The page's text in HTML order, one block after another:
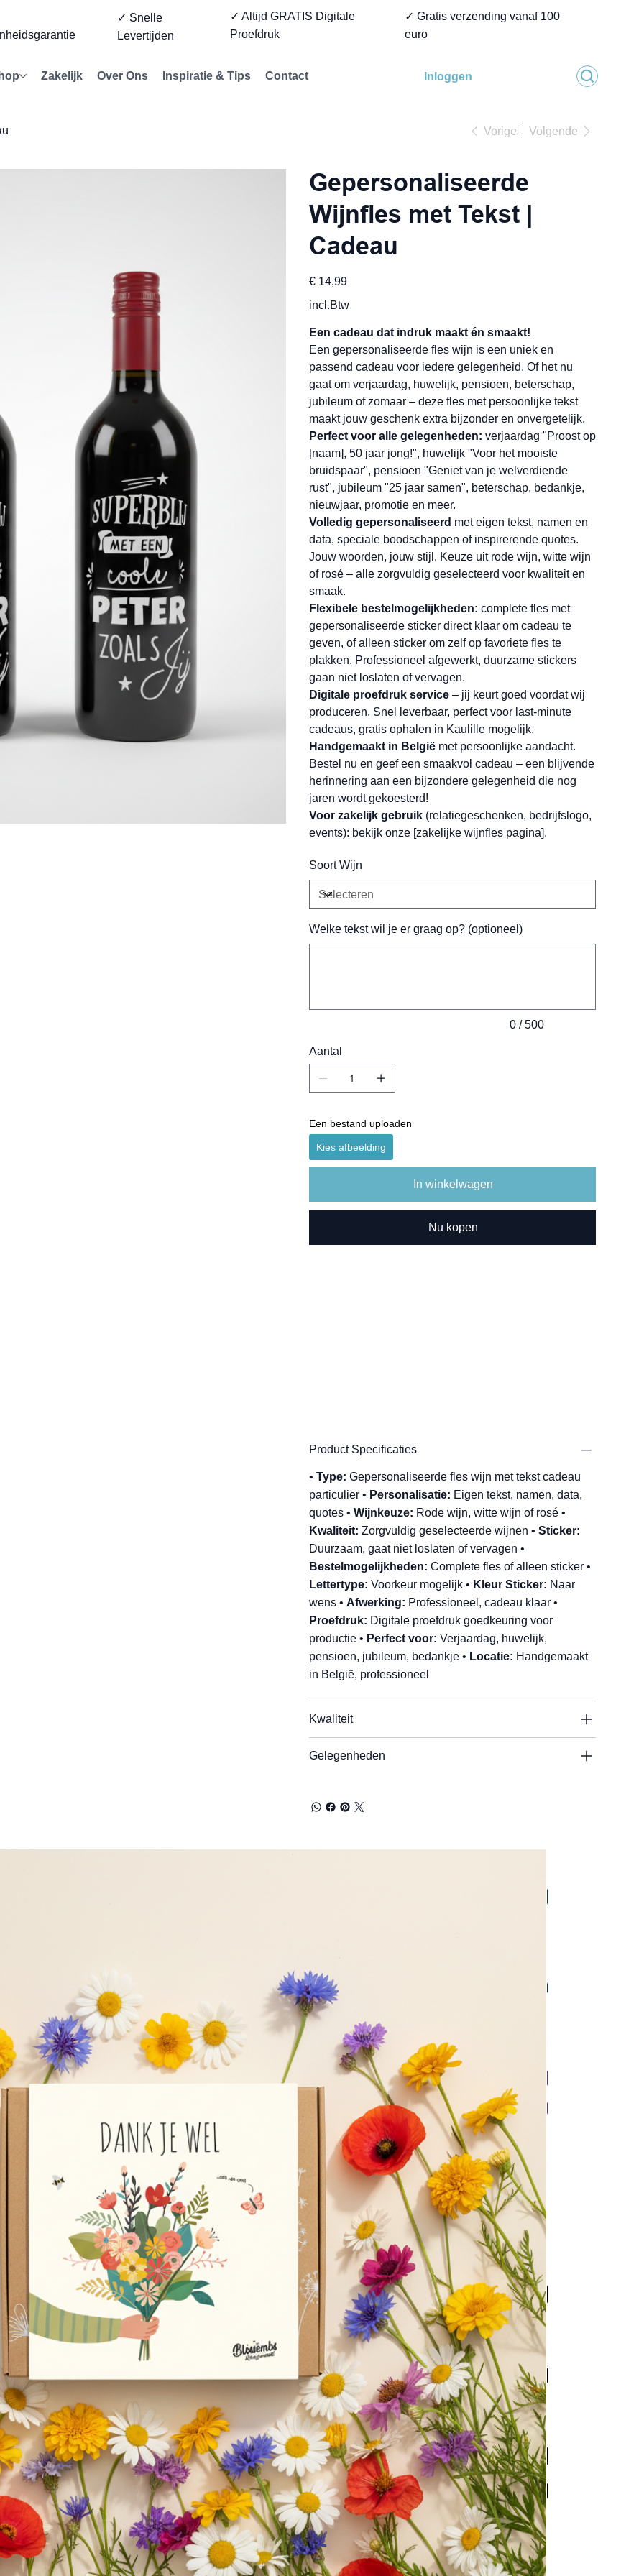
✓ Snelle
Levertijden
✓ Altijd GRATIS Digitale
Proefdruk
✓ Gratis verzending vanaf 100
euro
Zakelijk Over Ons Inspiratie & Tips Contact Inloggen
Vorige Volgende
Gepersonaliseerde
Wijnfles met Tekst |
Cadeau
Prijs
€ 14,99
incl.Btw
Een cadeau dat indruk maakt én smaakt!
Een gepersonaliseerde fles wijn is een uniek en
passend cadeau voor iedere gelegenheid. Of het nu
gaat om verjaardag, huwelijk, pensioen, beterschap,
jubileum of zomaar – deze fles met persoonlijke tekst
maakt jouw geschenk extra bijzonder en onvergetelijk.
Perfect voor alle gelegenheden: verjaardag "Proost op
[naam], 50 jaar jong!", huwelijk "Voor het mooiste
bruidspaar", pensioen "Geniet van je welverdiende
rust", jubileum "25 jaar samen", beterschap, bedankje,
nieuwjaar, promotie en meer.
Volledig gepersonaliseerd met eigen tekst, namen en
data, speciale boodschappen of inspirerende quotes.
Jouw woorden, jouw stijl. Keuze uit rode wijn, witte wijn
of rosé – alle zorgvuldig geselecteerd voor kwaliteit en
smaak.
Flexibele bestelmogelijkheden: complete fles met
gepersonaliseerde sticker direct klaar om cadeau te
geven, of alleen sticker om zelf op favoriete fles te
plakken. Professioneel afgewerkt, duurzame stickers
gaan niet loslaten of vervagen.
Digitale proefdruk service– jij keurt goed voordat wij
produceren. Snel leverbaar, perfect voor last-minute
cadeaus, gratis ophalen in Kaulille mogelijk.
Handgemaakt in Belgiëmet persoonlijke aandacht.
Bestel nu en geef een smaakvol cadeau – een blijvende
herinnering aan een bijzondere gelegenheid die nog
jaren wordt gekoesterd!
Voor zakelijk gebruik(relatiegeschenken, bedrijfslogo,
events): bekijk onze [zakelijke wijnfles pagina].
Soort Wijn
Welke tekst wil je er graag op? (optioneel)
0 / 500
Aantal
Een bestand uploaden
Kies afbeelding
In winkelwagen
Nu kopen
Product Specificaties
• Type: Gepersonaliseerde fles wijn met tekst cadeau
particulier • Personalisatie: Eigen tekst, namen, data,
quotes • Wijnkeuze: Rode wijn, witte wijn of rosé •
Kwaliteit: Zorgvuldig geselecteerde wijnen • Sticker:
Duurzaam, gaat niet loslaten of vervagen •
Bestelmogelijkheden: Complete fles of alleen sticker •
Lettertype: Voorkeur mogelijk • Kleur Sticker: Naar
wens • Afwerking: Professioneel, cadeau klaar •
Proefdruk: Digitale proefdruk goedkeuring voor
productie • Perfect voor: Verjaardag, huwelijk,
pensioen, jubileum, bedankje • Locatie: Handgemaakt
in België, professioneel
Kwaliteit
Gelegenheden